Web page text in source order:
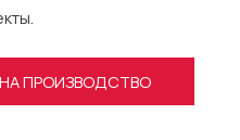
ПРОИЗВОДСТВО